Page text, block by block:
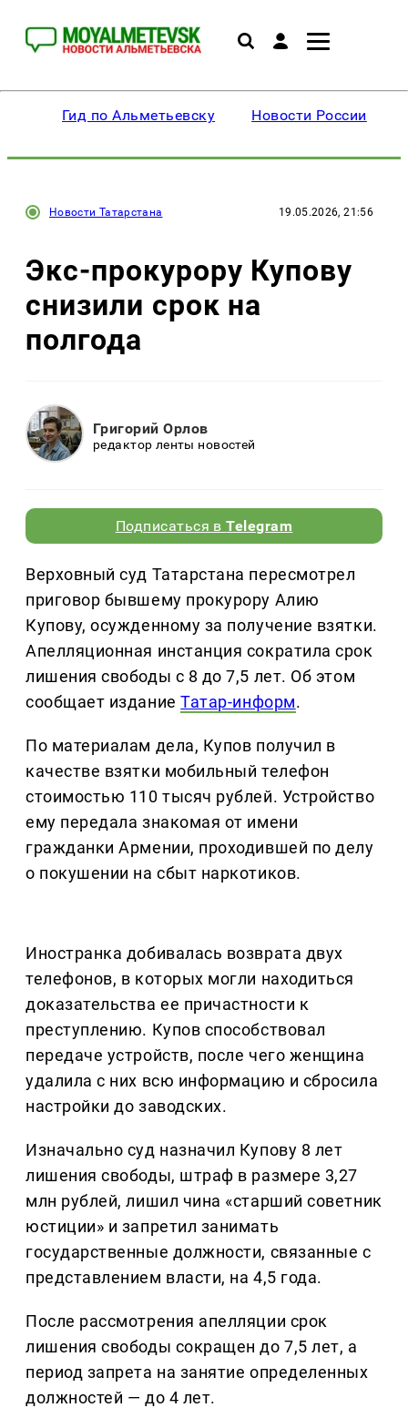
Гид по Альметьевску Новости России
Новости Татарстана 19.05.2026, 21:56
Экс-прокурору Купову
снизили срок на
полгода
Григорий Орлов
редактор ленты новостей
Подписаться вTelegram
Верховный суд Татарстана пересмотрел
приговор бывшему прокурору Алию
Купову, осужденному за получение взятки.
Апелляционная инстанция сократила срок
лишения свободы с 8 до 7,5 лет. Об этом
сообщает изданиеТатар-информ.
По материалам дела, Купов получил в
качестве взятки мобильный телефон
стоимостью 110 тысяч рублей. Устройство
ему передала знакомая от имени
гражданки Армении, проходившей по делу
о покушении на сбыт наркотиков.
Иностранка добивалась возврата двух
телефонов, в которых могли находиться
доказательства ее причастности к
преступлению. Купов способствовал
передаче устройств, после чего женщина
удалила с них всю информацию и сбросила
настройки до заводских.
Изначально суд назначил Купову 8 лет
лишения свободы, штраф в размере 3,27
млн рублей, лишил чина «старший советник
юстиции» и запретил занимать
государственные должности, связанные с
представлением власти, на 4,5 года.
После рассмотрения апелляции срок
лишения свободы сокращен до 7,5 лет, а
период запрета на занятие определенных
должностей — до 4 лет.